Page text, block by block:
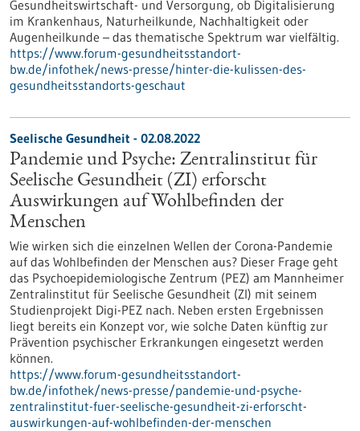
Gesundheitswirtschaft- und Versorgung, ob Digitalisierung
im Krankenhaus, Naturheilkunde, Nachhaltigkeit oder
Augenheilkunde – das thematische Spektrum war vielfältig.
https://www.forum-gesundheitsstandort-
bw.de/infothek/news-presse/hinter-die-kulissen-des-
gesundheitsstandorts-geschaut
Seelische Gesundheit - 02.08.2022
Pandemie und Psyche: Zentralinstitut für
Seelische Gesundheit (ZI) erforscht
Auswirkungen auf Wohlbefinden der
Menschen
Wie wirken sich die einzelnen Wellen der Corona-Pandemie
auf das Wohlbefinden der Menschen aus? Dieser Frage geht
das Psychoepidemiologische Zentrum (PEZ) am Mannheimer
Zentralinstitut für Seelische Gesundheit (ZI) mit seinem
Studienprojekt Digi-PEZ nach. Neben ersten Ergebnissen
liegt bereits ein Konzept vor, wie solche Daten künftig zur
Prävention psychischer Erkrankungen eingesetzt werden
können.
https://www.forum-gesundheitsstandort-
bw.de/infothek/news-presse/pandemie-und-psyche-
zentralinstitut-fuer-seelische-gesundheit-zi-erforscht-
auswirkungen-auf-wohlbefinden-der-menschen